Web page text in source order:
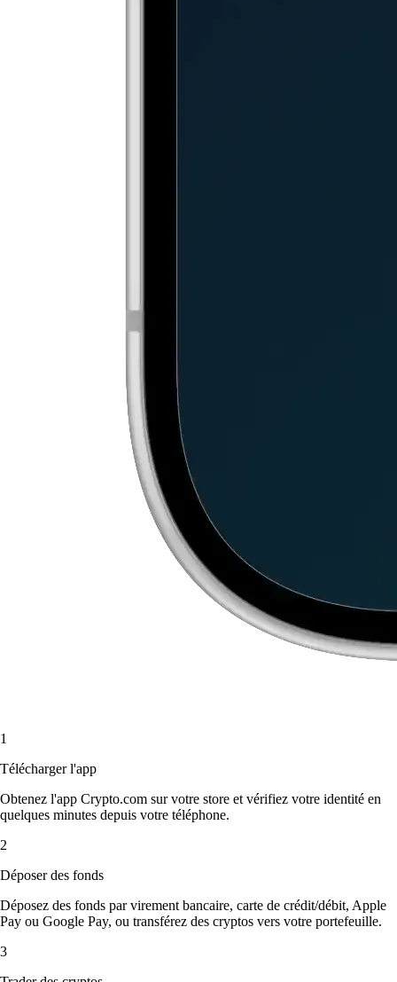
1
Télécharger l'app
Obtenez l'app Crypto.com sur votre store et vérifiez votre identité en
quelques minutes depuis votre téléphone.
2
Déposer des fonds
Déposez des fonds par virement bancaire, carte de crédit/débit, Apple
Pay ou Google Pay, ou transférez des cryptos vers votre portefeuille.
3